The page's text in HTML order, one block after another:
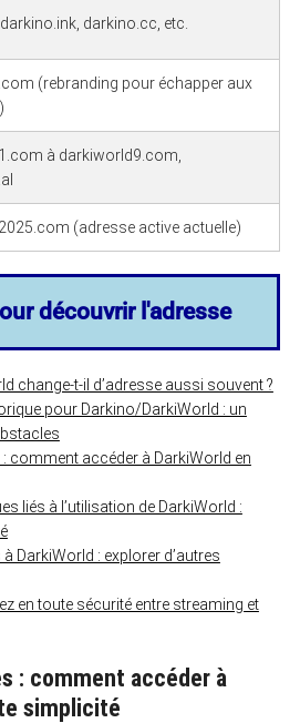
darkino.cc, etc.
(rebranding pour échapper aux
à darkiworld9.com,
(adresse active actuelle)
découvrir l'adresse
change-t-il d’adresse aussi souvent ?
pour Darkino/DarkiWorld : un
: comment accéder à DarkiWorld en
liés à l’utilisation de DarkiWorld :
DarkiWorld : explorer d’autres
en toute sécurité entre streaming et
: comment accéder à
simplicité